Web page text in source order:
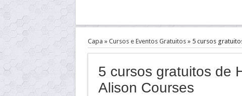
Capa » Cursos e Eventos Gratuitos» 5 cursos
5 cursos gratuitos de
Alison Courses